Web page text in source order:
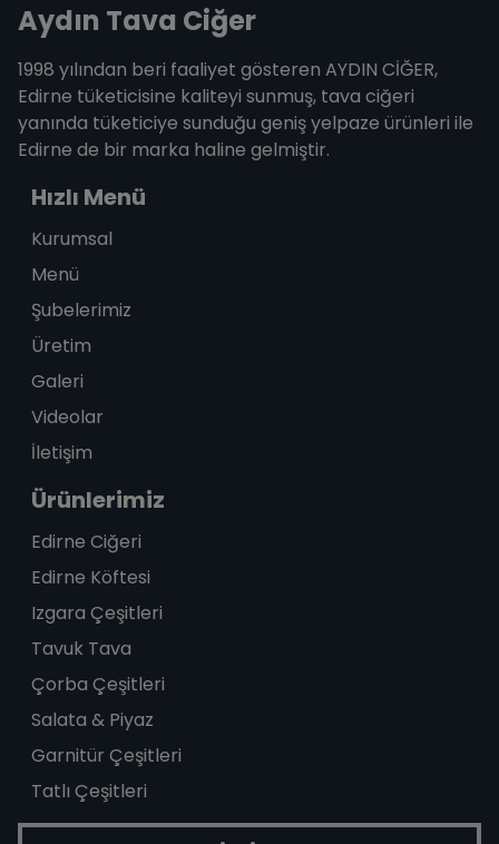
Aydın Tava Ciğer
1998 yılından beri faaliyet gösteren AYDIN CİĞER,
Edirne tüketicisine kaliteyi sunmuş, tava ciğeri
yanında tüketiciye sunduğu geniş yelpaze ürünleri ile
Edirne de bir marka haline gelmiştir.
Hızlı Menü
Kurumsal
Menü
Şubelerimiz
Üretim
Galeri
Videolar
İletişim
Ürünlerimiz
Edirne Ciğeri
Edirne Köftesi
Izgara Çeşitleri
Tavuk Tava
Çorba Çeşitleri
Salata & Piyaz
Garnitür Çeşitleri
Tatlı Çeşitleri